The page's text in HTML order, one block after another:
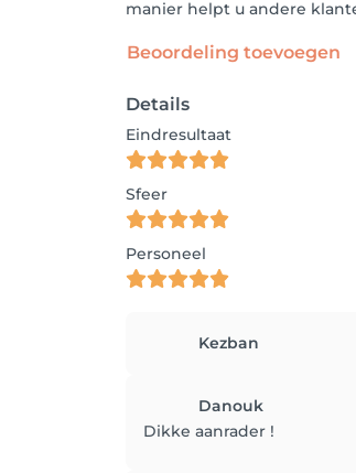
manier helpt u andere
Beoordeling toevoegen
Details
Eindresultaat
Sfeer
Personeel
Kezban
Danouk
Dikke aanrader !